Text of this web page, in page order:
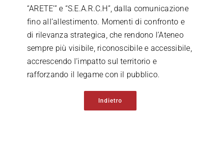
“ARETE’” e “S.E.A.R.C.H”, dalla comunicazione
fino all’allestimento. Momenti di confronto e
di rilevanza strategica, che rendono l’Ateneo
sempre più visibile, riconoscibile e accessibile,
accrescendo l’impatto sul territorio e
rafforzando il legame con il pubblico.
Indietro